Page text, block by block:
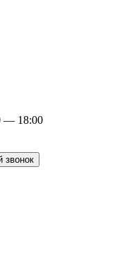
— 18:00
звонок